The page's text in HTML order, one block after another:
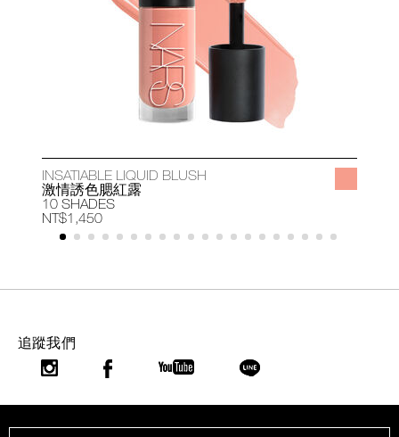
INSATIABLE LIQUID BLUSH
激情誘色腮紅露
10 SHADES
NT$1,450
追蹤我們